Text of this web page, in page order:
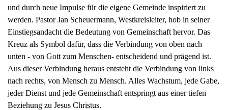
und durch neue Impulse für die eigene Gemeinde inspiriert zu
werden. Pastor Jan Scheuermann, Westkreisleiter, hob in seiner
Einstiegsandacht die Bedeutung von Gemeinschaft hervor. Das
Kreuz als Symbol dafür, dass die Verbindung von oben nach
unten - von Gott zum Menschen- entscheidend und prägend ist.
Aus dieser Verbindung heraus entsteht die Verbindung von links
nach rechts, von Mensch zu Mensch. Alles Wachstum, jede Gabe,
jeder Dienst und jede Gemeinschaft entspringt aus einer tiefen
Beziehung zu Jesus Christus.